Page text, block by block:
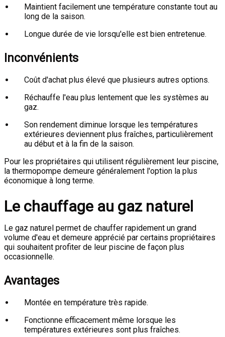
Maintient facilement une température constante tout au
long de la saison.
Longue durée de vie lorsqu'elle est bien entretenue.
Inconvénients
Coût d'achat plus élevé que plusieurs autres options.
Réchauffe l'eau plus lentement que les systèmes au
gaz.
Son rendement diminue lorsque les températures
extérieures deviennent plus fraîches, particulièrement
au début et à la fin de la saison.
Pour les propriétaires qui utilisent régulièrement leur piscine,
la thermopompe demeure généralement l'option la plus
économique à long terme.
Le chauffage au gaz naturel
Le gaz naturel permet de chauffer rapidement un grand
volume d'eau et demeure apprécié par certains propriétaires
qui souhaitent profiter de leur piscine de façon plus
occasionnelle.
Avantages
Montée en température très rapide.
Fonctionne efficacement même lorsque les
températures extérieures sont plus fraîches.